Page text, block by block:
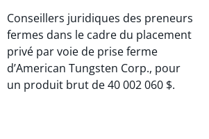
Conseillers juridiques des preneurs
fermes dans le cadre du placement
privé par voie de prise ferme
d’American Tungsten Corp., pour
un produit brut de 40 002 060 $.